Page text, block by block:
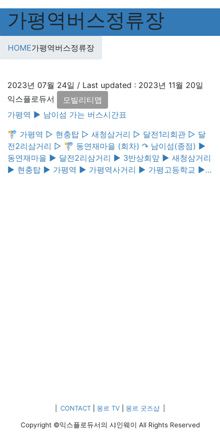
가평역버스정류장
HOME가평역버스정류장
2023년 07월 24일 / Last updated : 2023년 11월 20일
익스플로듀서
모빌리티맵
가평역 ▶︎ 남이섬 가는 버스시간표
🚏 가평역 ▷ 현충탑 ▷ 새청삼거리 ▷ 달전1리회관 ▷ 달
전2리삼거리 ▷ 🚏 동연재마을 (회차) ↷ 남이섬(종점) ▶︎
동연재마을 ▶︎ 달전2리삼거리 ▶︎ 3반상회앞 ▶︎ 새청삼거리
▶︎ 현충탑 ▶︎ 가평역 ▶︎ 가평역사거리 ▶︎ 가평고등학교 ▶︎
CONTACT 몽르 TV 몽르 굿즈샵
Copyright ©익스플로듀서의 샤인웨이 All Rights Reserved